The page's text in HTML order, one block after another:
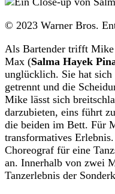
© 2023 Warner Bros.
Als Bartender trifft Mike
Max (Salma Hayek
unglücklich. Sie hat
getrennt und die
Mike lässt sich
darzubieten, eins führt
die beiden im Bett. Für
transformatives
Choreograf für eine
an. Innerhalb von zwei
Tanzerlebnis der